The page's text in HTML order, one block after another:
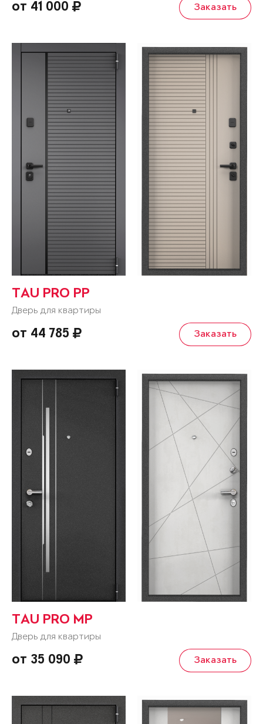
от 41 000 Заказать
TAU PRO PP
Дверь для квартиры
от 44 785 Заказать
TAU PRO MP
Дверь для квартиры
от 35 090 Заказать